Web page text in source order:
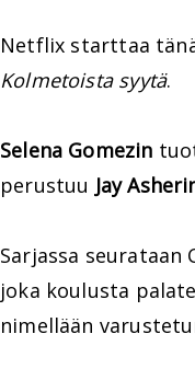
Netflix starttaa
Kolmetoista syytä.
Selena Gomezin
perustuu Jay
Sarjassa seurataan
joka koulusta
nimellään